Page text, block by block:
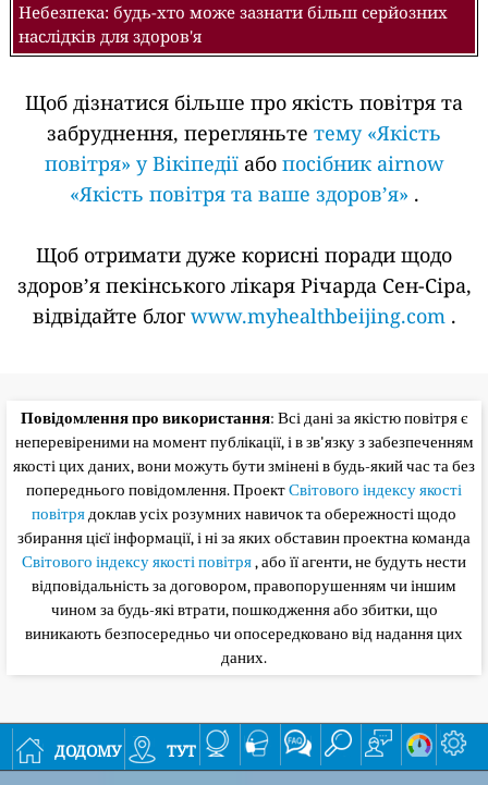
Небезпека: будь-хто може зазнати більш серйозних
наслідків для здоров'я
Щоб дізнатися більше про якість повітря та
забруднення, перегляньте тему «Якість
повітря» у Вікіпедіїабо посібник airnow
«Якість повітря та ваше здоров’я» .
Щоб отримати дуже корисні поради щодо
здоров’я пекінського лікаря Річарда Сен-Сіра,
відвідайте блог www.myhealthbeijing.com.
Повідомлення про використання: Всі дані за якістю повітря є
неперевіреними на момент публікації, і в зв'язку з забезпеченням
якості цих даних, вони можуть бути змінені в будь-який час та без
попереднього повідомлення. ПроектСвітового індексу якості
повітрядоклав усіх розумних навичок та обережності щодо
збирання цієї інформації, і ні за яких обставин проектна команда
Світового індексу якості повітря, або її агенти, не будуть нести
відповідальність за договором, правопорушенням чи іншим
чином за будь-які втрати, пошкодження або збитки, що
виникають безпосередньо чи опосередковано від надання цих
даних.
додому тут